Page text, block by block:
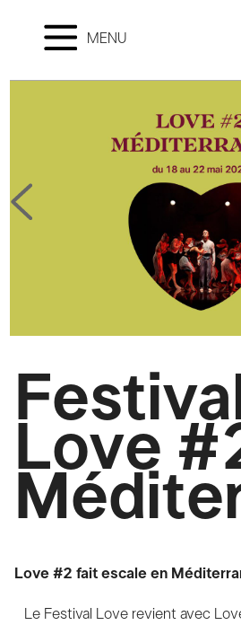
MENU
Festival
Love
Love #2 fait escale en
Le Festival Love revient avec